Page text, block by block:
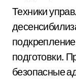
Техники
подготовки.
безопасные